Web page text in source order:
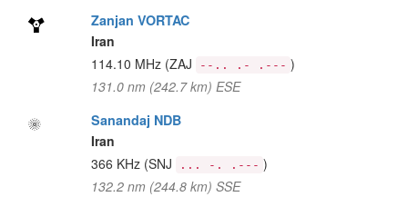
Zanjan VORTAC
Iran
114.10 MHz (ZAJ --.. .- .--- )
131.0 nm (242.7 km) ESE
Sanandaj NDB
Iran
366 KHz (SNJ ... -. .--- )
132.2 nm (244.8 km) SSE